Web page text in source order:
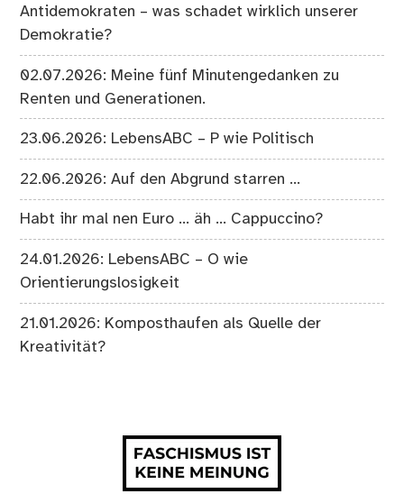
Antidemokraten – was schadet wirklich unserer
Demokratie?
02.07.2026: Meine fünf Minutengedanken zu
Renten und Generationen.
23.06.2026: LebensABC – P wie Politisch
22.06.2026: Auf den Abgrund starren …
Habt ihr mal nen Euro … äh … Cappuccino?
24.01.2026: LebensABC – O wie
Orientierungslosigkeit
21.01.2026: Komposthaufen als Quelle der
Kreativität?